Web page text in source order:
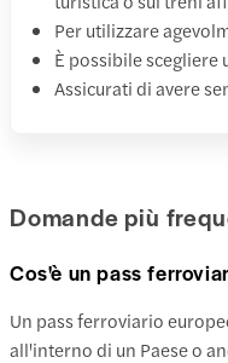
Per utilizzare
È possibile
Assicurati di avere
Domande più
Cos'è un pass
Un pass ferroviario
all'interno di un Paese o